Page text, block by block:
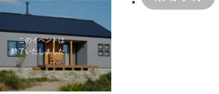
このイベントは
終了いたしました。